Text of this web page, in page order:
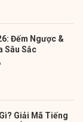
Đếm Ngược &
Sâu Sắc
Giải Mã Tiếng